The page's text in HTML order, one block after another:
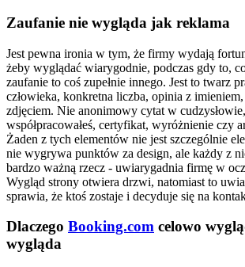
Zaufanie nie wygląda jak reklama
Jest pewna ironia w tym, że firmy wydają
żeby wyglądać wiarygodnie, podczas gdy to,
zaufanie to coś zupełnie innego. Jest to twarz
człowieka, konkretna liczba, opinia z
zdjęciem. Nie anonimowy cytat w
współpracowałeś, certyfikat, wyróżnienie czy
Żaden z tych elementów nie jest szczególnie
nie wygrywa punktów za design, ale każdy z
bardzo ważną rzecz - uwiarygadnia firmę w
Wygląd strony otwiera drzwi, natomiast to
sprawia, że ktoś zostaje i decyduje się na
Dlaczego Booking.com celowo
wygląda